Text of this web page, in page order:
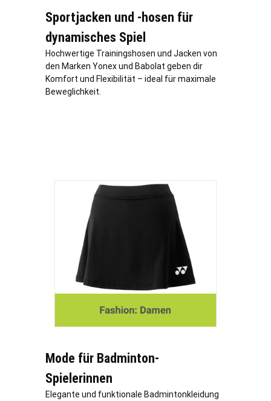
Sportjacken und -hosen für
dynamisches Spiel
Hochwertige Trainingshosen und Jacken von
den Marken Yonex und Babolat geben dir
Komfort und Flexibilität – ideal für maximale
Beweglichkeit.
Mode für Badminton-
Spielerinnen
Elegante und funktionale Badmintonkleidung